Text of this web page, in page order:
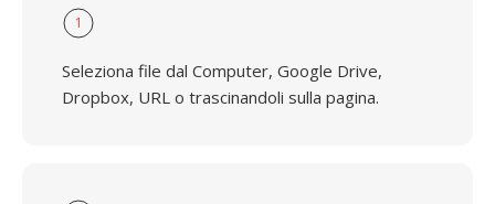
1
Seleziona file dal Computer, Google Drive,
Dropbox, URL o trascinandoli sulla pagina.